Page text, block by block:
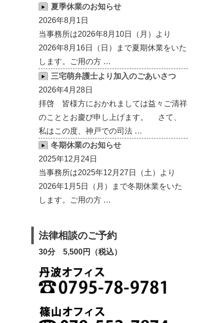
夏季休業のお知らせ
2026年8月1日
当事務所は2026年8月10日（月）より
2026年8月16日（日）まで夏期休業をいた
します。ご用の方 …
三宅萌弁護士より加入のごあいさつ
2026年4月28日
拝啓 皆様方におかれましては益々ご清祥
のこととお慶び申し上げます。 さて、
私はこの度、神戸での司法 …
冬期休業のお知らせ
2025年12月24日
当事務所は2025年12月27日（土）より
2026年1月5日（月）まで冬期休業をいた
します。ご用の方 …
法律相談のご予約
30分 5,500円（税込）